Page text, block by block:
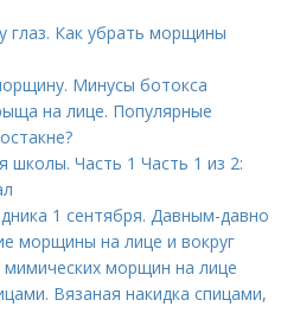
глаз. Как убрать морщины
Минусы ботокса
на лице. Популярные
школы. Часть 1 Часть 1 из 2:
1 сентября. Давным-давно
морщины на лице и вокруг
морщин на лице
Вязаная накидка спицами,